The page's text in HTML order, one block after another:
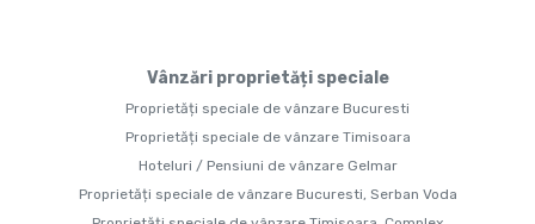
Vânzări proprietăți speciale
Proprietăți speciale de vânzare Bucuresti
Proprietăți speciale de vânzare Timisoara
Hoteluri / Pensiuni de vânzare Gelmar
Proprietăți speciale de vânzare Bucuresti, Serban Voda